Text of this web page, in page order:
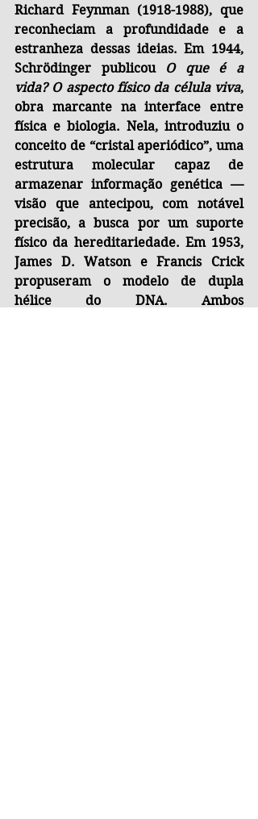
Richard Feynman (1918-1988), que
reconheciam a profundidade e a
estranheza dessas ideias. Em 1944,
Schrödinger publicou O que é a
vida? O aspecto físico da célula viva,
obra marcante na interface entre
física e biologia. Nela, introduziu o
conceito de “cristal aperiódico”, uma
estrutura molecular capaz de
armazenar informação genética —
visão que antecipou, com notável
precisão, a busca por um suporte
físico da hereditariedade. Em 1953,
James D. Watson e Francis Crick
propuseram o modelo de dupla
hélice do DNA. Ambos